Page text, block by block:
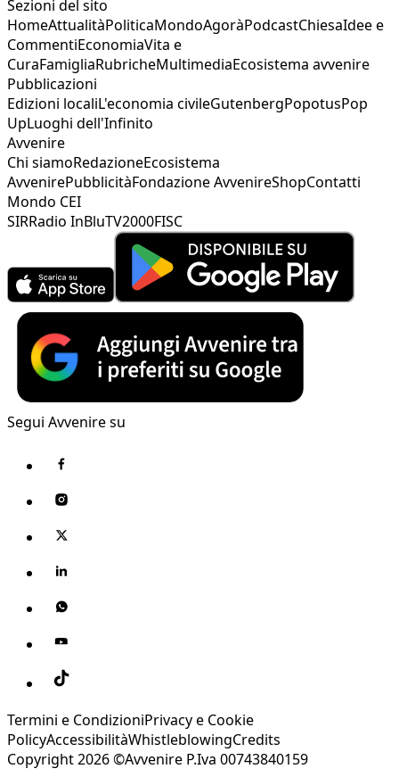
Sezioni del sito
HomeAttualitàPoliticaMondoAgoràPodcastChiesaIdee e
CommentiEconomiaVita e
CuraFamigliaRubricheMultimediaEcosistema avvenire
Pubblicazioni
Edizioni localiL'economia civileGutenbergPopotusPop
UpLuoghi dell'Infinito
Avvenire
Chi siamoRedazioneEcosistema
AvvenirePubblicitàFondazione AvvenireShopContatti
Mondo CEI
SIRRadio InBluTV2000FISC
Segui Avvenire su
Termini e CondizioniPrivacy e Cookie
PolicyAccessibilitàWhistleblowingCredits
Copyright 2026 ©Avvenire P.Iva 00743840159